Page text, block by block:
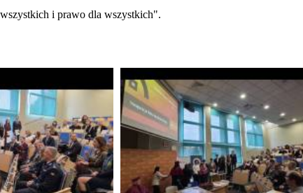
i prawo dla wszystkich".